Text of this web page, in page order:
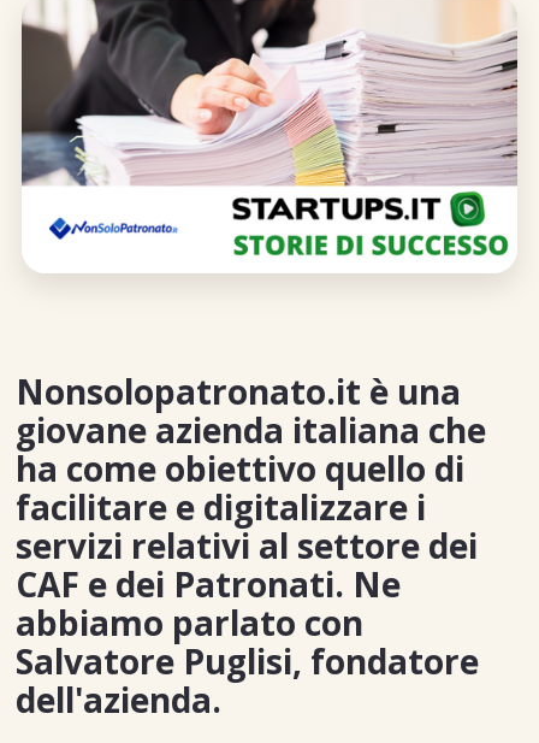
Nonsolopatronato.it è una
giovane azienda italiana che
ha come obiettivo quello di
facilitare e digitalizzare i
servizi relativi al settore dei
CAF e dei Patronati. Ne
abbiamo parlato con
Salvatore Puglisi, fondatore
dell'azienda.